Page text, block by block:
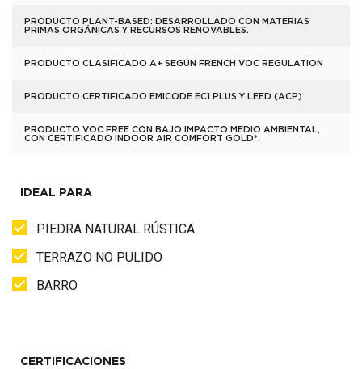
PRODUCTO PLANT-BASED: DESARROLLADO CON MATERIAS
PRIMAS ORGÁNICAS Y RECURSOS RENOVABLES.
PRODUCTO CLASIFICADO A+ SEGÚN FRENCH VOC REGULATION
PRODUCTO CERTIFICADO EMICODE EC1 PLUS Y LEED (ACP)
PRODUCTO VOC FREE CON BAJO IMPACTO MEDIO AMBIENTAL,
CON CERTIFICADO INDOOR AIR COMFORT GOLD*.
IDEAL PARA
PIEDRA NATURAL RÚSTICA
TERRAZO NO PULIDO
BARRO
CERTIFICACIONES